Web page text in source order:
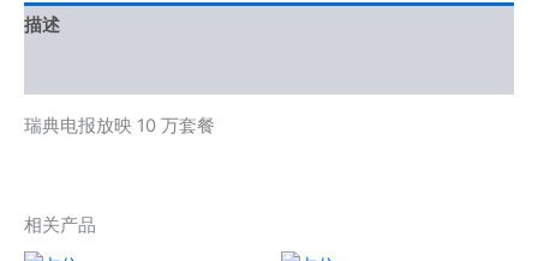
描述
瑞典电报放映 10 万套餐
相关产品